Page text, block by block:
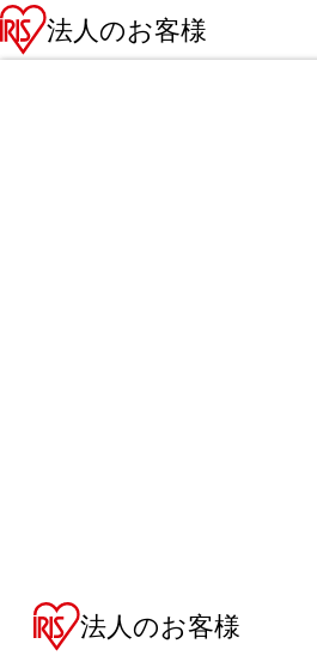
法人のお客様
法人のお客様